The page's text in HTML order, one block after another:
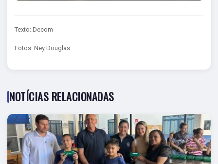
Texto: Decom
Fotos: Ney Douglas
NOTÍCIAS RELACIONADAS